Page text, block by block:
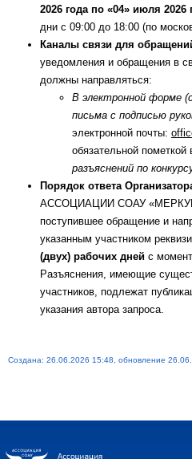
2026 года по «04» июля 2026
дни с 09:00 до 18:00 (по
Каналы связи для
уведомления и обращения в
должны направляться:
В электронной форме
письма с подписью
электронной почты:
обязательной пометкой
разъяснений по
Порядок ответа
АССОЦИАЦИИ СОАУ
поступившее обращение и
указанным участником
(двух) рабочих дней с
Разъяснения, имеющие
участников, подлежат
указания автора запроса.
Создана: 26.06.2026 15:48, обновление